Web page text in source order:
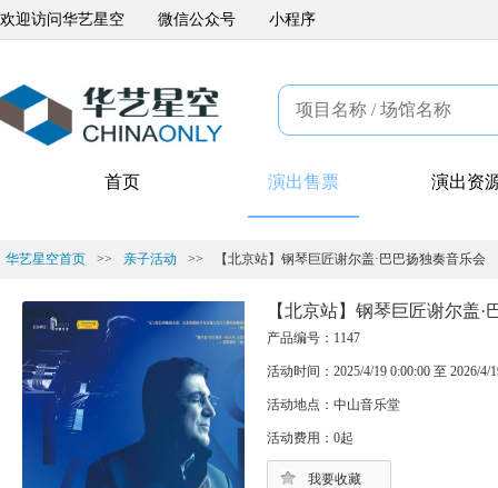
欢迎访问华艺星空 微信公众号 小程序
首页 演出售票 演出资
华艺星空首页 >> 亲子活动 >> 【北京站】钢琴巨匠谢尔盖·巴巴扬独奏音乐会
【北京站】钢琴巨匠谢尔盖·
产品编号：1147
活动时间：2025/4/19 0:00:00 至 2026/4/
活动地点：中山音乐堂
活动费用：0起
我要收藏